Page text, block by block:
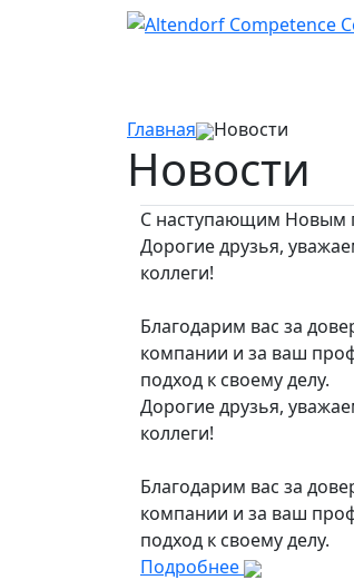
Главная Новости
Новости
С наступающим Новым
Дорогие друзья,
коллеги!
Благодарим вас за
компании и за ваш
подход к своему делу.
Дорогие друзья,
коллеги!
Благодарим вас за
компании и за ваш
подход к своему делу.
Подробнее